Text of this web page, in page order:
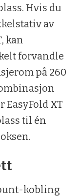
Hvis du
av
kan
forvandle
på 260
EasyFold XT
til én
kobling